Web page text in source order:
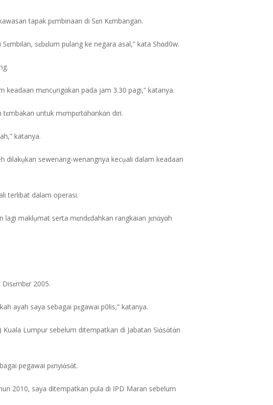
tapak pɛmbinaan di Sɛri Kɛmbangan.
sɛbɛlum pulang ke negara asal,” kata Shἀd0w.
keadaan mɛncṳrigἀkan pada jam 3.30 pagi,” katanya.
untuk mɛmpɛrtἀhἀnkἀn diri.
katanya.
dilakṳkan sewenang-wenangnya kecṳali dalam keadaan
terlibat dalam operasi.
maklṳmat serta mɛndɛdahkan rangkaian jɛnἀyἀh
2005.
ayah saya sebagai pɛgawai p0lis,” katanya.
Lumpur sebelum ditempatkan di Jabatan Siἀsἀtἀn
pegawai pɛnyiἀsἀt.
2010, saya ditempatkan pula di IPD Maran sebelum